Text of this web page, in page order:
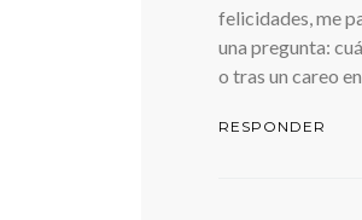
felicidades, me
una pregunta:
o tras un careo
RESPONDER